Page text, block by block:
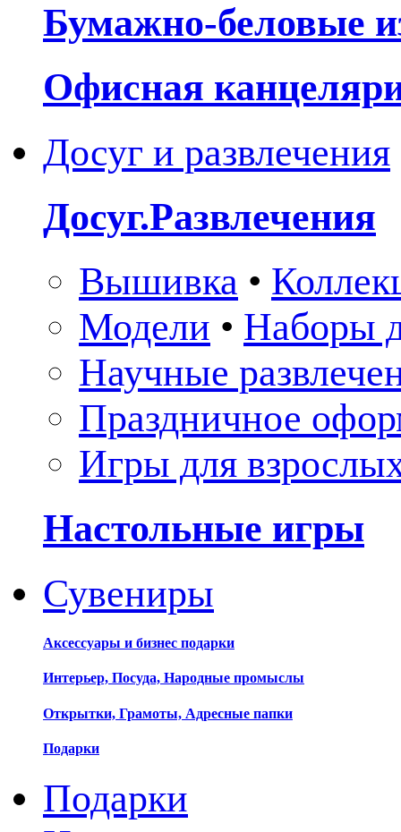
Бумажно-беловые
Офисная
Досуг и развлечения
Досуг.Развлечения
Вышивка •
Модели • Наборы
Научные
Праздничное
Игры для
Настольные игры
Сувениры
Аксессуары и бизнес подарки
Интерьер, Посуда, Народные промыслы
Открытки, Грамоты, Адресные папки
Подарки
Подарки